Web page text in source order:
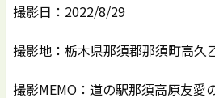
撮影日：2022/8/29
撮影地：栃木県那須郡那須町高久
撮影MEMO：道の駅那須高原友愛